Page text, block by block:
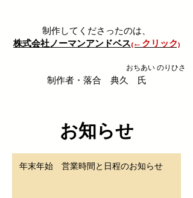
制作してくださったのは、
株式会社ノーマンアンドベス₍←クリック₎
おちあい のりひさ
制作者・落合 典久 氏
​お知らせ
年末年始 営業時間と日程のお知らせ